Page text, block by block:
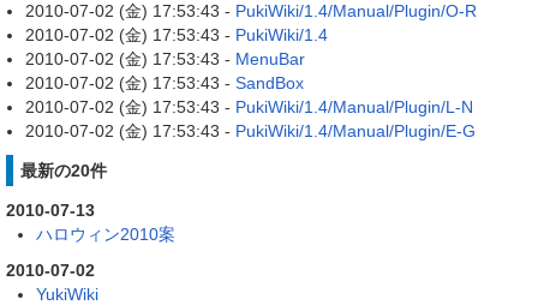
2010-07-02 (金) 17:53:43 - PukiWiki/1.4/Manual/Plugin/O-R
2010-07-02 (金) 17:53:43 - PukiWiki/1.4
2010-07-02 (金) 17:53:43 - MenuBar
2010-07-02 (金) 17:53:43 - SandBox
2010-07-02 (金) 17:53:43 - PukiWiki/1.4/Manual/Plugin/L-N
2010-07-02 (金) 17:53:43 - PukiWiki/1.4/Manual/Plugin/E-G
最新の20件
2010-07-13
ハロウィン2010案
2010-07-02
YukiWiki